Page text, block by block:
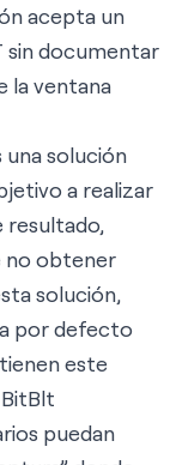
acepta un
sin documentar
la ventana
solución
a realizar
resultado,
no obtener
solución,
por defecto
este
puedan